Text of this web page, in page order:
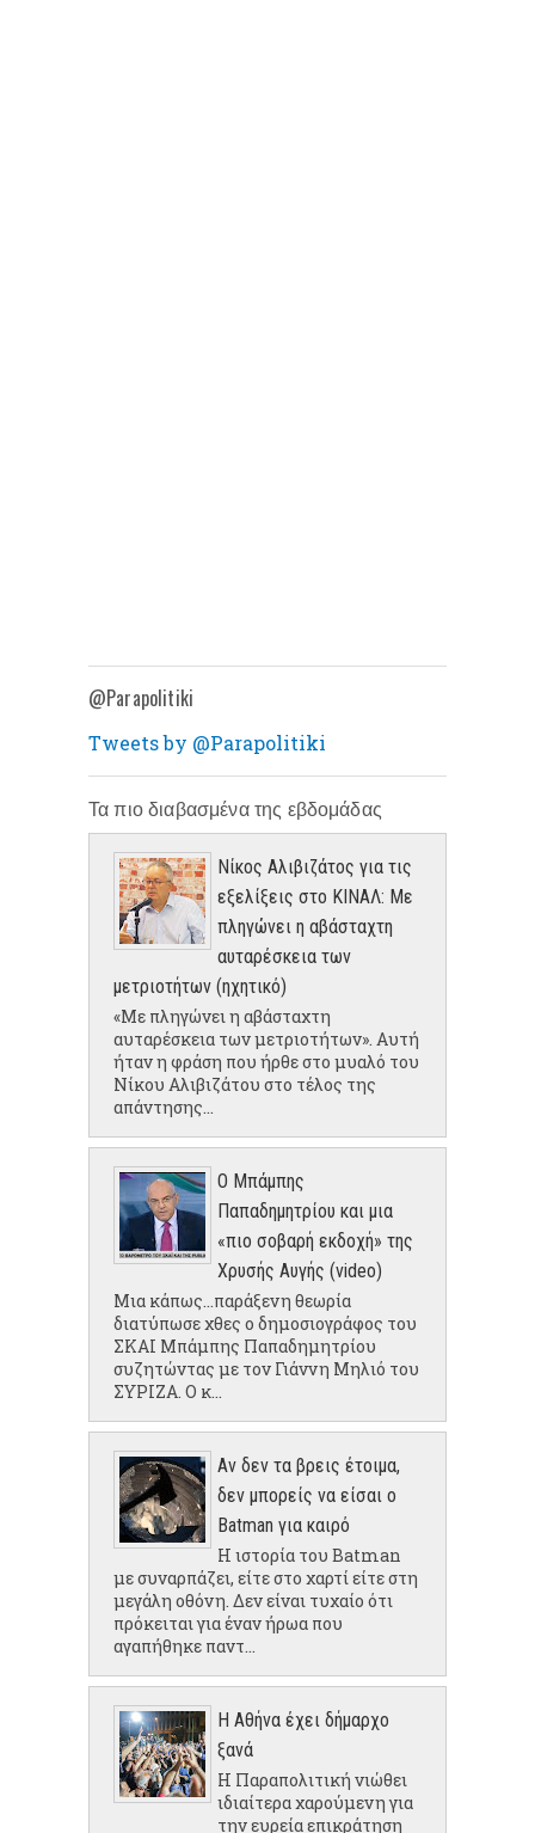
@Parapolitiki
Tweets by @Parapolitiki
Τα πιο διαβασμένα της εβδομάδας
Νίκος Αλιβιζάτος για τις
εξελίξεις στο ΚΙΝΑΛ: Με
πληγώνει η αβάσταχτη
αυταρέσκεια των
μετριοτήτων (ηχητικό)
«Με πληγώνει η αβάσταχτη
αυταρέσκεια των μετριοτήτων». Αυτή
ήταν η φράση που ήρθε στο μυαλό του
Νίκου Αλιβιζάτου στο τέλος της
απάντησης...
Ο Μπάμπης
Παπαδημητρίου και μια
«πιο σοβαρή εκδοχή» της
Χρυσής Αυγής (video)
Μια κάπως...παράξενη θεωρία
διατύπωσε χθες ο δημοσιογράφος του
ΣΚΑΙ Μπάμπης Παπαδημητρίου
συζητώντας με τον Γιάννη Μηλιό του
ΣΥΡΙΖΑ. Ο κ...
Αν δεν τα βρεις έτοιμα,
δεν μπορείς να είσαι ο
Batman για καιρό
Η ιστορία του Batman
με συναρπάζει, είτε στο χαρτί είτε στη
μεγάλη οθόνη. Δεν είναι τυχαίο ότι
πρόκειται για έναν ήρωα που
αγαπήθηκε παντ...
Η Αθήνα έχει δήμαρχο
ξανά
Η Παραπολιτική νιώθει
ιδιαίτερα χαρούμενη για
την ευρεία επικράτηση